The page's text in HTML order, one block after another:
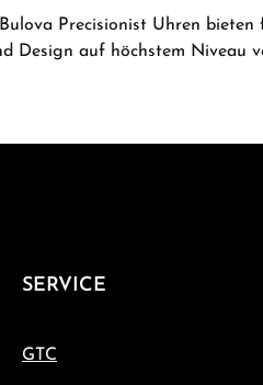
Precisionist Uhren bieten
Design auf höchstem Niveau
SERVICE
GTC